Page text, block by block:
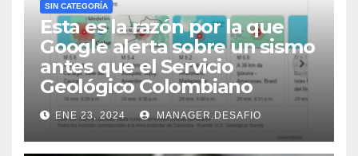
SIN CATEGORÍA
Esta es la razón por la que
Google alerta sobre un sismo
antes que el Servicio
Geológico Colombiano
ENE 23, 2024 MANAGER.DESAFIO